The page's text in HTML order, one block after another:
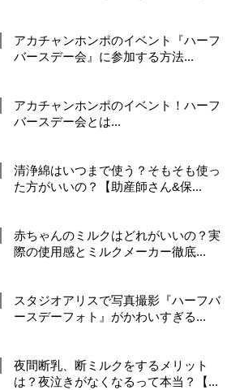
アカチャンホンポのイベント『ハーフ
バースデー会』に参加する方法...
アカチャンホンポのイベント！ハーフ
バースデー会とは...
清浄綿はいつまで使う？そもそも使っ
た方がいいの？【助産師さん&保...
赤ちゃんのミルクはどれがいいの？実
際の使用感とミルクメーカー徹底...
スタジオアリスで写真撮影『ハーフバ
ースデーフォト』がかわいすぎる...
夜間断乳、断ミルクをするメリット
は？夜泣きがなくなるって本当？【...